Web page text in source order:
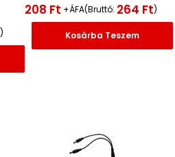
)
208 Ft +ÁFA(Bruttó: 264 Ft)
Kosárba Teszem